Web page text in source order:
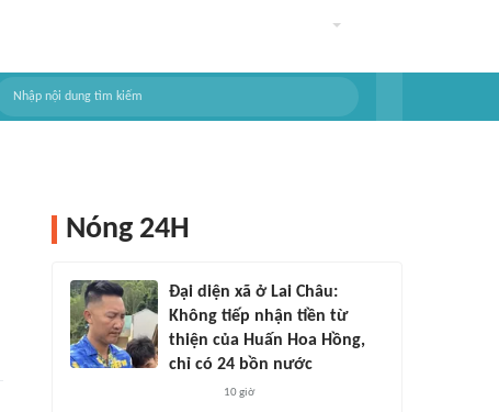
Nóng 24H
Đại diện xã ở Lai Châu:
Không tiếp nhận tiền từ
thiện của Huấn Hoa Hồng,
chỉ có 24 bồn nước
10 giờ